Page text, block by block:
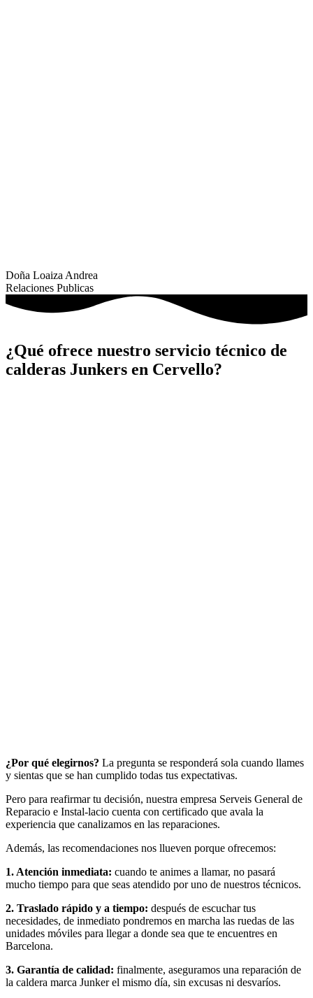
Doña Loaiza Andrea
Relaciones Publicas
¿Qué ofrece nuestro servicio técnico de
calderas Junkers en Cervello?
¿Por qué elegirnos? La pregunta se responderá sola cuando llames
y sientas que se han cumplido todas tus expectativas.
Pero para reafirmar tu decisión, nuestra empresa Serveis General de
Reparacio e Instal-lacio cuenta con certificado que avala la
experiencia que canalizamos en las reparaciones.
Además, las recomendaciones nos llueven porque ofrecemos:
1. Atención inmediata: cuando te animes a llamar, no pasará
mucho tiempo para que seas atendido por uno de nuestros técnicos.
2. Traslado rápido y a tiempo: después de escuchar tus
necesidades, de inmediato pondremos en marcha las ruedas de las
unidades móviles para llegar a donde sea que te encuentres en
Barcelona.
3. Garantía de calidad: finalmente, aseguramos una reparación de
la caldera marca Junker el mismo día, sin excusas ni desvaríos.